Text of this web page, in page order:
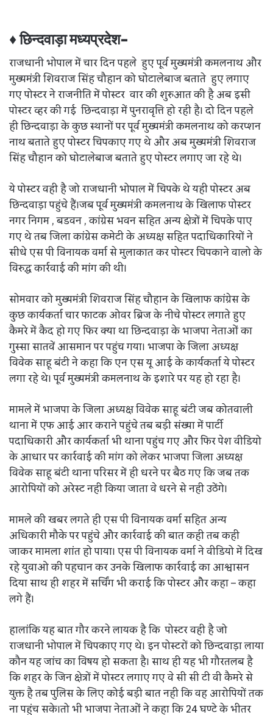
♦ छिन्दवाड़ा मध्यप्रदेश-
राजधानी भोपाल में चार दिन पहले हुए पूर्व मुख्यमंत्री कमलनाथ और
मुख्यमंत्री शिवराज सिंह चौहान को घोटालेबाज बताते हुए लगाए
गए पोस्टर ने राजनीति में पोस्टर वार की शुरुआत की है अब इसी
पोस्टर व्हर की गई छिन्दवाड़ा में पुनरावृत्ति हो रही है। दो दिन पहले
ही छिन्दवाड़ा के कुछ स्थानों पर पूर्व मुख्यमंत्री कमलनाथ को करप्शन
नाथ बताते हुए पोस्टर चिपकाए गए थे और अब मुख्यमंत्री शिवराज
सिंह चौहान को घोटालेबाज बताते हुए पोस्टर लगाए जा रहे थे।
ये पोस्टर वही है जो राजधानी भोपाल में चिपके थे यही पोस्टर अब
छिन्दवाड़ा पहुंचे हैं।जब पूर्व मुख्यमंत्री कमलनाथ के खिलाफ पोस्टर
नगर निगम , बडवन , कांग्रेस भवन सहित अन्य क्षेत्रों में चिपके पाए
गए थे तब जिला कांग्रेस कमेटी के अध्यक्ष सहित पदाधिकारियों ने
सीधे एस पी विनायक वर्मा से मुलाकात कर पोस्टर चिपकाने वालो के
विरुद्ध कार्रवाई की मांग की थी।
सोमवार को मुख्यमंत्री शिवराज सिंह चौहान के खिलाफ कांग्रेस के
कुछ कार्यकर्ता चार फाटक ओवर ब्रिज के नीचे पोस्टर लगाते हुए
कैमरे में कैद हो गए फिर क्या था छिन्दवाड़ा के भाजपा नेताओं का
गुस्सा सातवें आसमान पर पहुंच गया। भाजपा के जिला अध्यक्ष
विवेक साहू बंटी ने कहा कि एन एस यू आई के कार्यकर्ता ये पोस्टर
लगा रहे थे। पूर्व मुख्यमंत्री कमलनाथ के इशारे पर यह हो रहा है।
मामले में भाजपा के जिला अध्यक्ष विवेक साहू बंटी जब कोतवाली
थाना में एफ आई आर कराने पहुंचे तब बड़ी संख्या में पार्टी
पदाधिकारी और कार्यकर्ता भी थाना पहुंच गए और फिर पेश वीडियो
के आधार पर कार्रवाई की मांग को लेकर भाजपा जिला अध्यक्ष
विवेक साहू बंटी थाना परिसर में ही धरने पर बैठ गए कि जब तक
आरोपियों को अरेस्ट नही किया जाता वे धरने से नही उठेंगे।
मामले की खबर लगते ही एस पी विनायक वर्मा सहित अन्य
अधिकारी मौके पर पहुंचे और कार्रवाई की बात कही तब कही
जाकर मामला शांत हो पाया। एस पी विनायक वर्मा ने वीडियो में दिख
रहे युवाओ की पहचान कर उनके खिलाफ कार्रवाई का आश्वासन
दिया साथ ही शहर में सर्चिंग भी कराई कि पोस्टर और कहा – कहा
लगे हैं।
हालांकि यह बात गौर करने लायक है कि पोस्टर वही है जो
राजधानी भोपाल में चिपकाए गए थे। इन पोस्टरों को छिन्दवाड़ा लाया
कौन यह जांच का विषय हो सकता है। साथ ही यह भी गौरतलब है
कि शहर के जिन क्षेत्रों में पोस्टर लगाए गए वे सी सी टी वी कैमरे से
युक्त है तब पुलिस के लिए कोई बड़ी बात नही कि वह आरोपियों तक
ना पहुंच सके।तो भी भाजपा नेताओं ने कहा कि 24 घण्टे के भीतर